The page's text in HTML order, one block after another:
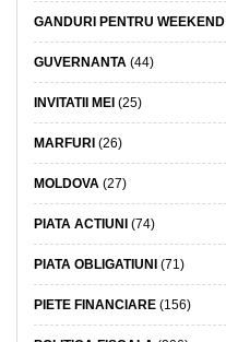
GANDURI PENTRU WEEKEND
GUVERNANTA (44)
INVITATII MEI (25)
MARFURI (26)
MOLDOVA (27)
PIATA ACTIUNI (74)
PIATA OBLIGATIUNI (71)
PIETE FINANCIARE (156)